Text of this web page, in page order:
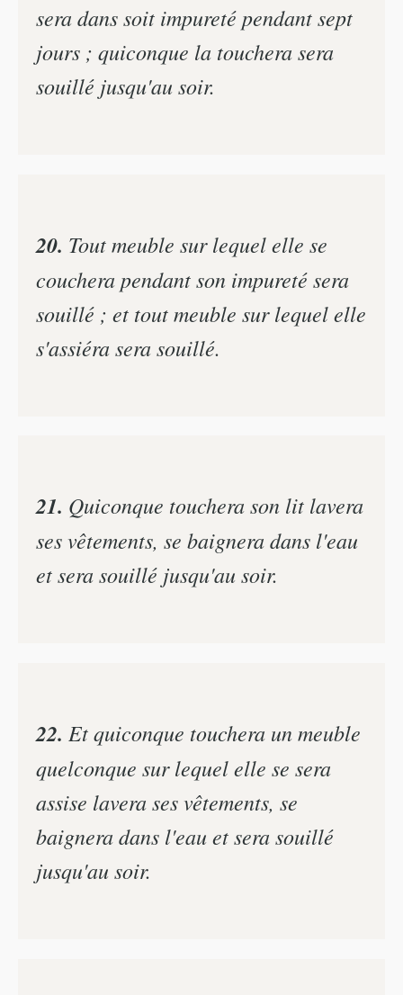
sera dans soit impureté pendant sept
jours ; quiconque la touchera sera
souillé jusqu'au soir.
20. Tout meuble sur lequel elle se
couchera pendant son impureté sera
souillé ; et tout meuble sur lequel elle
s'assiéra sera souillé.
21. Quiconque touchera son lit lavera
ses vêtements, se baignera dans l'eau
et sera souillé jusqu'au soir.
22. Et quiconque touchera un meuble
quelconque sur lequel elle se sera
assise lavera ses vêtements, se
baignera dans l'eau et sera souillé
jusqu'au soir.